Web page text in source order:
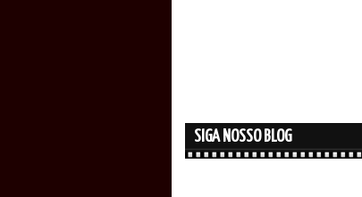
SIGA NOSSO BLOG